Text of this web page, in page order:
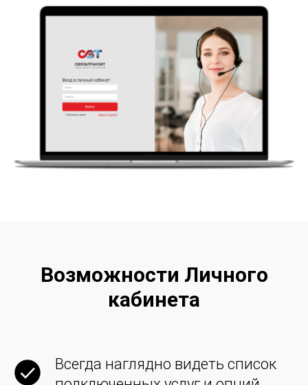
Возможности Личного
кабинета
Всегда наглядно видеть список